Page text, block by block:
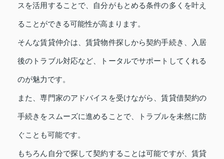
スを活用することで、自分がもとめる条件の多くを叶え
ることができる可能性が高まります。
そんな賃貸仲介は、賃貸物件探しから契約手続き、入居
後のトラブル対応など、トータルでサポートしてくれる
のが魅力です。
また、専門家のアドバイスを受けながら、賃貸借契約の
手続きをスムーズに進めることで、トラブルを未然に防
ぐことも可能です。
もちろん自分で探して契約することは可能ですが、賃貸